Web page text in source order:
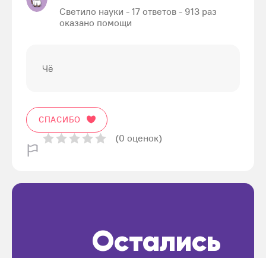
Светило науки - 17 ответов - 913 раз
оказано помощи
Чё
СПАСИБО
(0 оценок)
Остались